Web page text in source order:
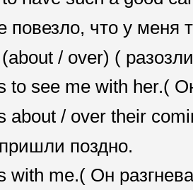
повезло, что у меня
/ over) (
to see me with her.(
about / over their
поздно.
with me.( Он